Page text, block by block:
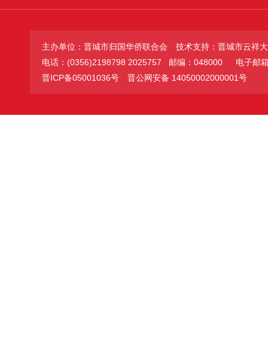
主办单位：晋城市归国华侨联合会
技术支持：晋城市云祥
电话：(0356)2198798 2025757 邮编：048000
电子邮
晋ICP备05001036号
晋公网安备 14050002000001号